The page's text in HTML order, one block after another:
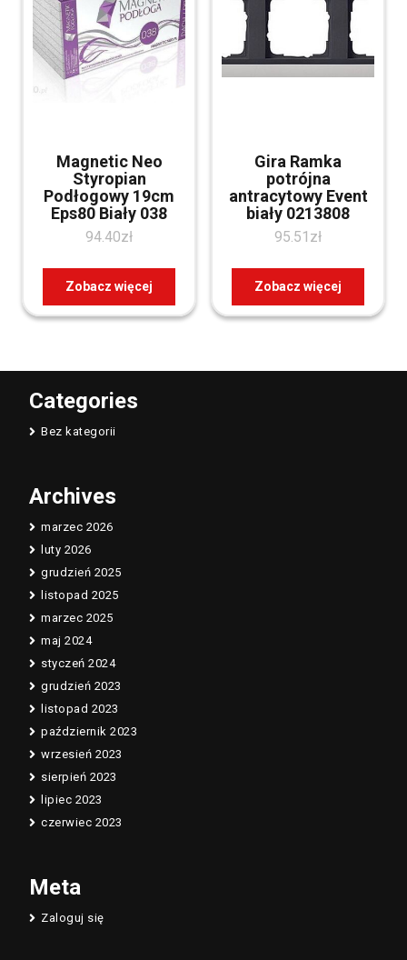
Magnetic Neo
Styropian
Podłogowy 19cm
Eps80 Biały 038
94.40zł
Zobacz więcej
Gira Ramka
potrójna
antracytowy Event
biały 0213808
95.51 zł
Zobacz więcej
Categories
Bez kategorii
Archives
marzec 2026
luty 2026
grudzień 2025
listopad 2025
marzec 2025
maj 2024
styczeń 2024
grudzień 2023
listopad 2023
październik 2023
wrzesień 2023
sierpień 2023
lipiec 2023
czerwiec 2023
Meta
Zaloguj się